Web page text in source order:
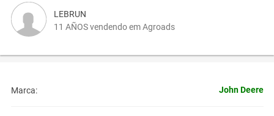
LEBRUN
11 AÑOS vendendo em Agroads
Marca: John Deere